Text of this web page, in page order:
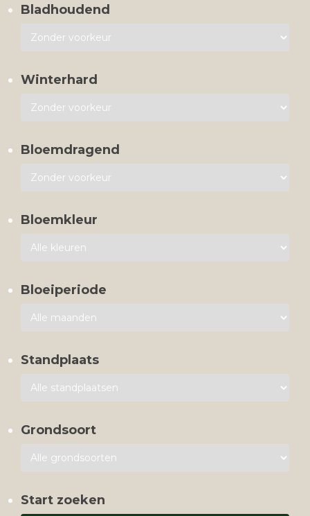
Bladhoudend
Winterhard
Bloemdragend
Bloemkleur
Bloeiperiode
Standplaats
Grondsoort
Start zoeken